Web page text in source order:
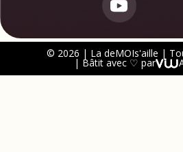
© 2026 | La deMOIs'aille |
| Bâtit avec ♡ par